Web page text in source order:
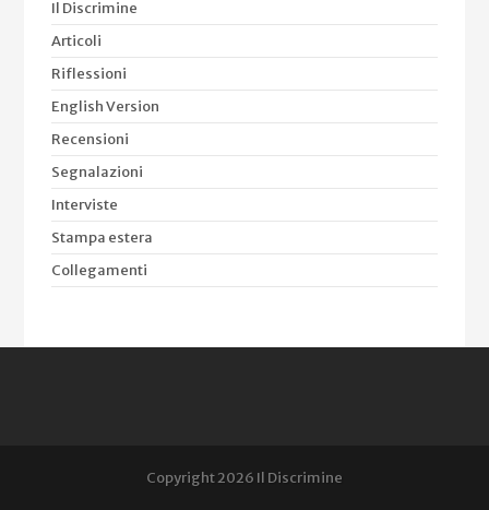
Il Discrimine
Articoli
Riflessioni
English Version
Recensioni
Segnalazioni
Interviste
Stampa estera
Collegamenti
Copyright 2026 Il Discrimine